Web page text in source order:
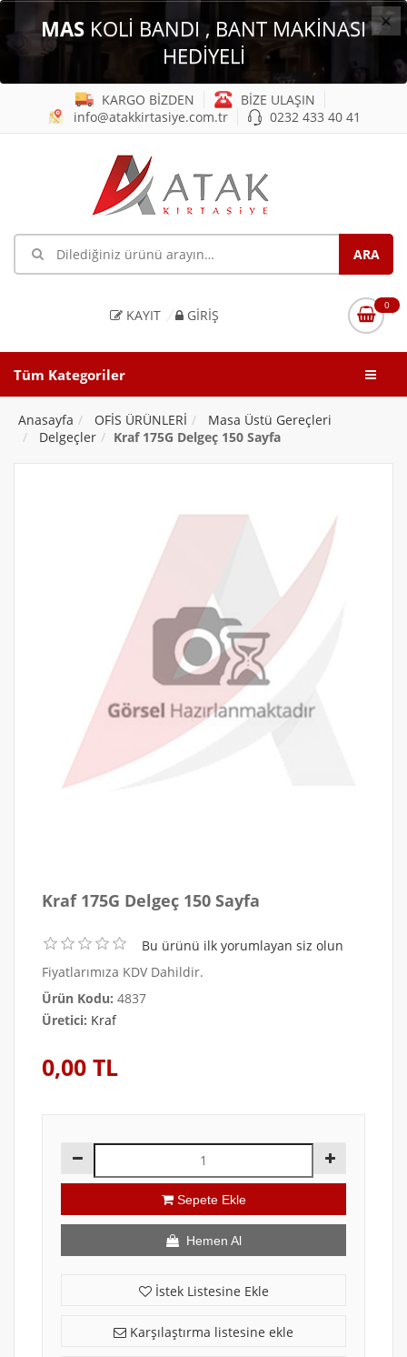
×
MAS KOLİ BANDI , BANT MAKİNASI
HEDİYELİ
KARGO BİZDEN
BİZE ULAŞIN
info@atakkirtasiye.com.tr
0232 433 40 41
KAYIT GIRIŞ
0
Tüm Kategoriler
Anasayfa OFİS ÜRÜNLERİ
Masa Üstü Gereçleri
Delgeçler
Kraf 175G Delgeç 150 Sayfa
Kraf 175G Delgeç 150 Sayfa
Bu ürünü ilk yorumlayan siz olun
Fiyatlarımıza KDV Dahildir.
Ürün Kodu: 4837
Üretici: Kraf
0,00 TL
Sepete Ekle
Hemen Al
İstek Listesine Ekle
Karşılaştırma listesine ekle